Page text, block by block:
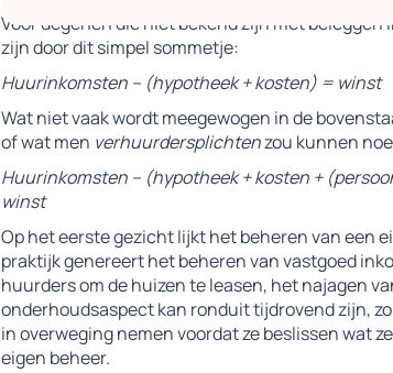
Voor degenen die niet bekend zijn met
zijn door dit simpel sommetje:
Huurinkomsten – (hypotheek + kosten) = winst
Wat niet vaak wordt meegewogen in de
of wat men verhuurdersplichtenzou kunnen
Huurinkomsten – (hypotheek + kosten +
winst
Op het eerste gezicht lijkt het beheren van een
praktijk genereert het beheren van vastgoed
huurders om de huizen te leasen, het najagen
onderhoudsaspect kan ronduit tijdrovend zijn,
in overweging nemen voordat ze beslissen wat
eigen beheer.